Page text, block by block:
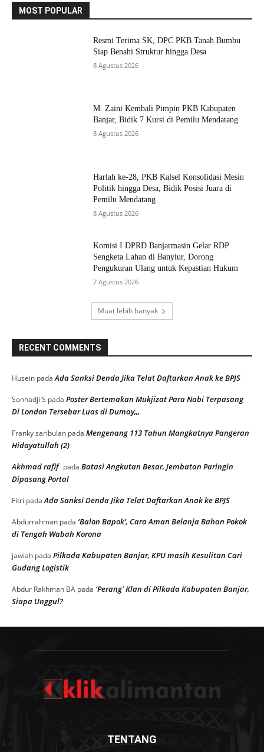
MOST POPULAR
Resmi Terima SK, DPC PKB Tanah Bumbu
Siap Benahi Struktur hingga Desa
8 Agustus 2026
M. Zaini Kembali Pimpin PKB Kabupaten
Banjar, Bidik 7 Kursi di Pemilu Mendatang
8 Agustus 2026
Harlah ke-28, PKB Kalsel Konsolidasi Mesin
Politik hingga Desa, Bidik Posisi Juara di
Pemilu Mendatang
8 Agustus 2026
Komisi I DPRD Banjarmasin Gelar RDP
Sengketa Lahan di Banyiur, Dorong
Pengukuran Ulang untuk Kepastian Hukum
7 Agustus 2026
Muat lebih banyak
RECENT COMMENTS
Husein padaAda Sanksi Denda Jika Telat Daftarkan Anak ke BPJS
Sonhadji S pada Poster Bertemakan Mukjizat Para Nabi Terpasang
Di London Tersebar Luas di Dumay,,,
Franky saribulan pada Mengenang 113 Tahun Mangkatnya Pangeran
Hidayatullah (2)
Akhmad rafif pada Batasi Angkutan Besar, Jembatan Paringin
Dipasang Portal
Fitri padaAda Sanksi Denda Jika Telat Daftarkan Anak ke BPJS
Abdurrahman pada ‘Balon Bapok’, Cara Aman Belanja Bahan Pokok
di Tengah Wabah Korona
jawiah pada Pilkada Kabupaten Banjar, KPU masih Kesulitan Cari
Gudang Logistik
Abdur Rakhman BA pada ‘Perang’ Klan di Pilkada Kabupaten Banjar,
Siapa Unggul?
TENTANG